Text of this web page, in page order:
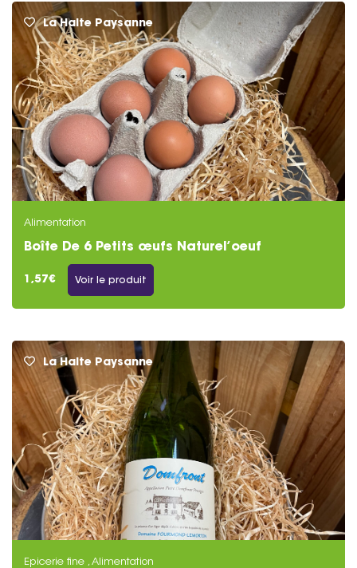
La Halte Paysanne
Alimentation
Boîte De 6 Petits œufs Naturel’oeuf
1,57€ Voir le produit
La Halte Paysanne
Epicerie fine , Alimentation